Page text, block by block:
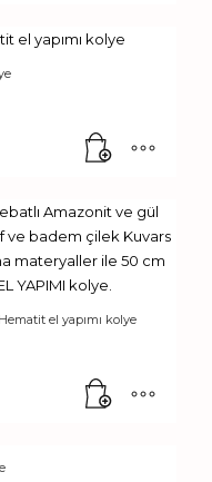
el yapımı kolye